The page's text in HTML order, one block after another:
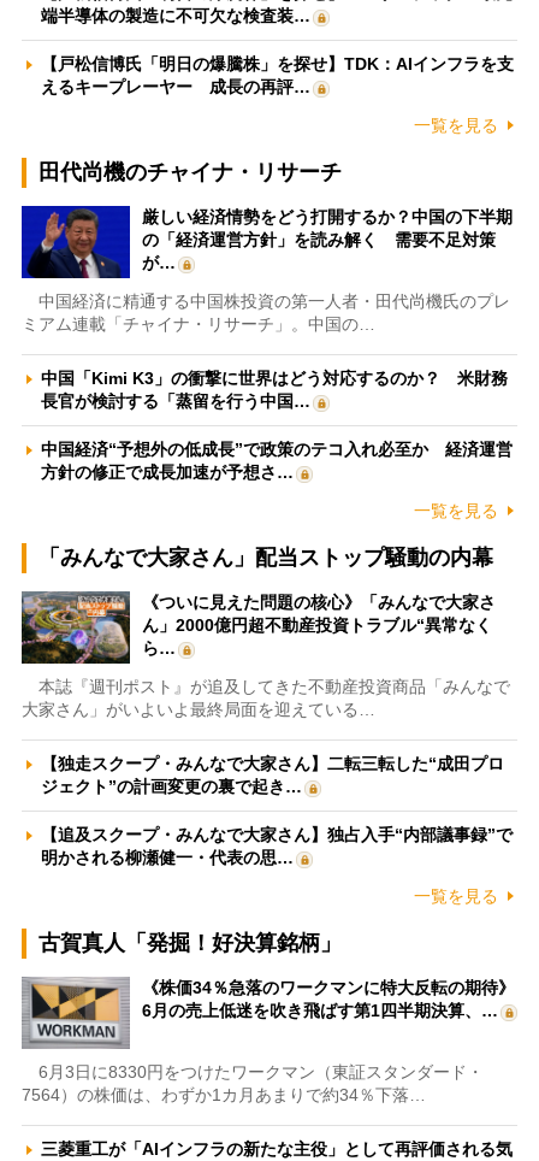
端半導体の製造に不可欠な検査装…
【戸松信博氏「明日の爆騰株」を探せ】TDK：AIインフラを支
えるキープレーヤー 成長の再評…
一覧を見る
田代尚機のチャイナ・リサーチ
厳しい経済情勢をどう打開するか？中国の下半期
の「経済運営方針」を読み解く 需要不足対策
が…
中国経済に精通する中国株投資の第一人者・田代尚機氏のプレ
ミアム連載「チャイナ・リサーチ」。中国の…
中国「Kimi K3」の衝撃に世界はどう対応するのか？ 米財務
長官が検討する「蒸留を行う中国…
中国経済“予想外の低成長”で政策のテコ入れ必至か 経済運営
方針の修正で成長加速が予想さ…
一覧を見る
「みんなで大家さん」配当ストップ騒動の内幕
《ついに見えた問題の核心》「みんなで大家さ
ん」2000億円超不動産投資トラブル“異常なく
ら…
本誌『週刊ポスト』が追及してきた不動産投資商品「みんなで
大家さん」がいよいよ最終局面を迎えている…
【独走スクープ・みんなで大家さん】二転三転した“成田プロ
ジェクト”の計画変更の裏で起き…
【追及スクープ・みんなで大家さん】独占入手“内部議事録”で
明かされる柳瀬健一・代表の思…
一覧を見る
古賀真人「発掘！好決算銘柄」
《株価34％急落のワークマンに特大反転の期待》
6月の売上低迷を吹き飛ばす第1四半期決算、…
6月3日に8330円をつけたワークマン（東証スタンダード・
7564）の株価は、わずか1カ月あまりで約34％下落…
三菱重工が「AIインフラの新たな主役」として再評価される気